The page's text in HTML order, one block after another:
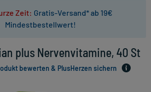
Zeit: Gratis-Versand* ab 19€
Mindestbestellwert!
plus Nervenvitamine, 40 St
bewerten & PlusHerzen sichern